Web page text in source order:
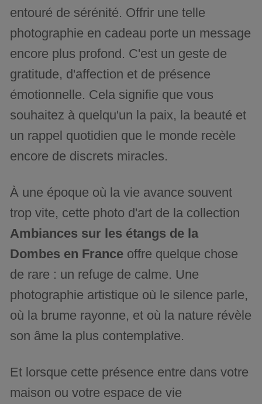
entouré de sérénité. Offrir une telle
photographie en cadeau porte un message
encore plus profond. C'est un geste de
gratitude, d'affection et de présence
émotionnelle. Cela signifie que vous
souhaitez à quelqu'un la paix, la beauté et
un rappel quotidien que le monde recèle
encore de discrets miracles.
À une époque où la vie avance souvent
trop vite, cette photo d'art de la collection
Ambiances sur les étangs de la
Dombes en France offre quelque chose
de rare : un refuge de calme. Une
photographie artistique où le silence parle,
où la brume rayonne, et où la nature révèle
son âme la plus contemplative.
Et lorsque cette présence entre dans votre
maison ou votre espace de vie